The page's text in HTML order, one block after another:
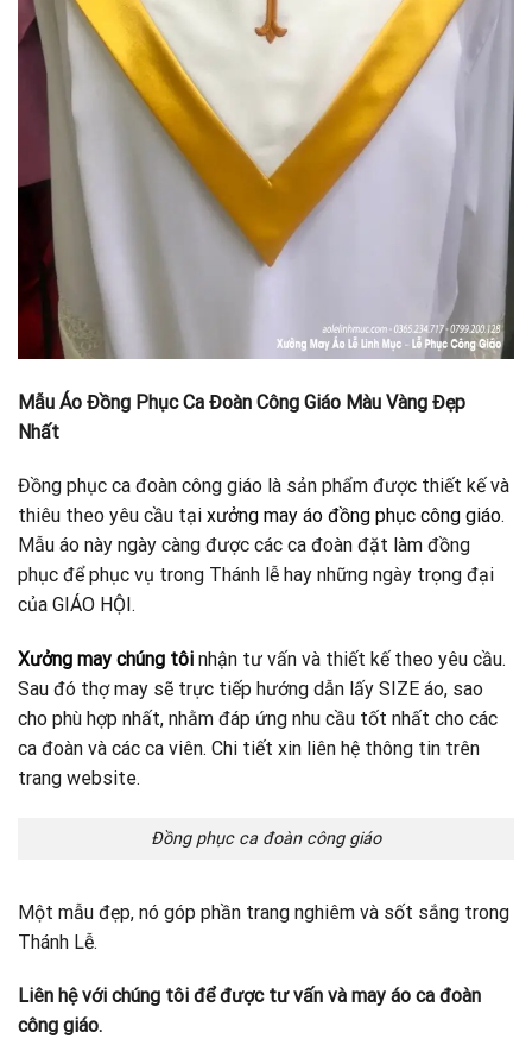
Mẫu Áo Đồng Phục Ca Đoàn Công Giáo Màu Vàng Đẹp
Nhất
Đồng phục ca đoàn công giáo là sản phẩm được thiết kế và
thiêu theo yêu cầu tại xưởng may áo đồng phục công giáo.
Mẫu áo này ngày càng được các ca đoàn đặt làm đồng
phục để phục vụ trong Thánh lễ hay những ngày trọng đại
của GIÁO HỘI.
Xưởng may chúng tôi nhận tư vấn và thiết kế theo yêu cầu.
Sau đó thợ may sẽ trực tiếp hướng dẫn lấy SIZE áo, sao
cho phù hợp nhất, nhằm đáp ứng nhu cầu tốt nhất cho các
ca đoàn và các ca viên. Chi tiết xin liên hệ thông tin trên
trang website.
Đồng phục ca đoàn công giáo
Một mẫu đẹp, nó góp phần trang nghiêm và sốt sắng trong
Thánh Lễ.
Liên hệ với chúng tôi để được tư vấn và may áo ca đoàn
công giáo.